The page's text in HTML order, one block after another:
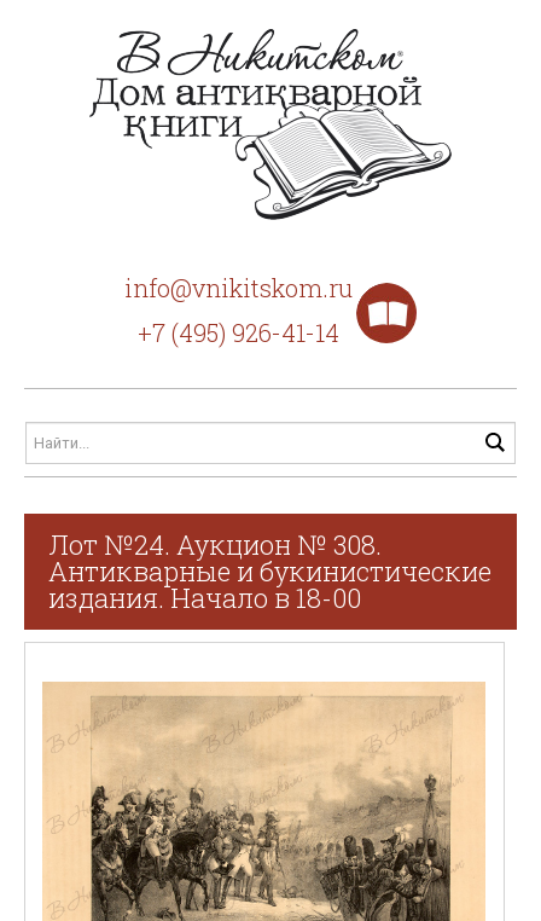
info@vnikitskom.ru
+7 (495) 926-41-14
Лот №24. Аукцион № 308.
Антикварные и букинистические
издания. Начало в 18-00